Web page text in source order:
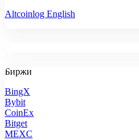
Altcoinlog English
Биржи
BingX
Bybit
CoinEx
Bitget
MEXC